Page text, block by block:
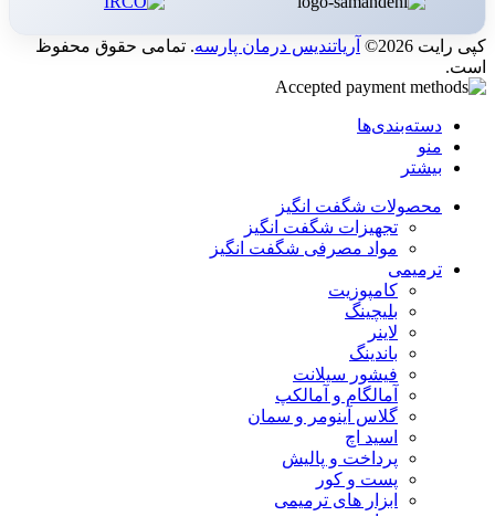
کپی رایت 2026© آریاتندیس درمان پارسه. تمامی حقوق محفوظ
است.
دسته‌بندی‌ها
منو
بیشتر
محصولات شگفت انگیز
تجهیزات شگفت انگیز
مواد مصرفی شگفت انگیز
ترمیمی
کامپوزیت
بلیچینگ
لاینر
باندینگ
فیشور سیلانت
آمالگام و آمالکپ
گلاس آینومر و سمان
اسید اچ
پرداخت و پالیش
پست و کور
ابزار های ترمیمی